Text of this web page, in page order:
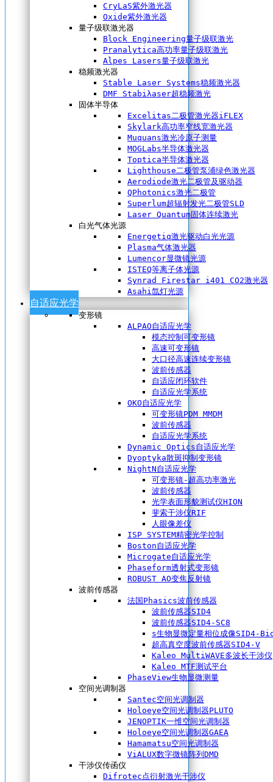
CryLaS紫外激光器
Oxide紫外激光器
量子级联激光器
Block Engineering量子级联激光
Pranalytica高功率量子级联激光
Alpes Lasers量子级联激光
稳频激光器
Stable Laser Systems稳频激光器
DMF Stabiλaser超稳频激光
固体半导体
Excelitas二极管激光器iFLEX
Skylark高功率窄线宽激光器
Muquans激光冷原子测量
MOGLabs半导体激光器
Toptica半导体激光器
Lighthouse二极管泵浦绿色激光器
Aerodiode激光二极管及驱动器
QPhotonics激光二极管
Superlum超辐射发光二极管SLD
Laser Quantum固体连续激光
白光气体光源
Energetiq激光驱动白光光源
Plasma气体激光器
Lumencor显微镜光源
ISTEQ等离子体光源
Synrad Firestar i401 CO2激光器
Asahi氙灯光源
自适应光学
变形镜
ALPAO自适应光学
模态控制可变形镜
高速可变形镜
大口径高速连续变形镜
波前传感器
自适应闭环软件
自适应光学系统
OKO自适应光学
可变形镜PDM MMDM
波前传感器
自适应光学系统
Dynamic Optics自适应光学
Dyoptyka散斑抑制变形镜
NightN自适应光学
可变形镜-超高功率激光
波前传感器
光学表面形貌测试仪HION
斐索干涉仪RIF
人眼像差仪
ISP SYSTEM精密光学控制
Boston自适应光学
Microgate自适应光学
Phaseform透射式变形镜
ROBUST AO变焦反射镜
波前传感器
法国Phasics波前传感器
波前传感器SID4
波前传感器SID4-SC8
s生物显微定量相位成像SID4-
超高真空度波前传感器SID4-V
Kaleo MultiWAVE多波长干涉仪
Kaleo MTF测试平台
PhaseView生物显微测量
空间光调制器
Santec空间光调制器
Holoeye空间光调制器PLUTO
JENOPTIK一维空间光调制器
Holoeye空间光调制器GAEA
Hamamatsu空间光调制器
ViALUX数字微镜阵列DMD
干涉仪传函仪
Difrotec点衍射激光干涉仪